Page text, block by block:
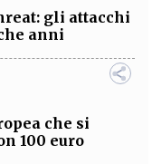
gli attacchi
anni
che si
100 euro